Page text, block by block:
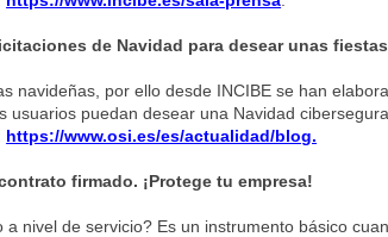
de Navidad para desear unas
navideñas, por ello desde INCIBE se han
usuarios puedan desear una Navidad
https://www.osi.es/es/actualidad/blog.
firmado. ¡Protege tu empresa!
a nivel de servicio? Es un instrumento básico